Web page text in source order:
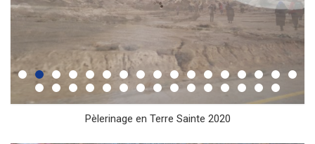
Pèlerinage en Terre Sainte 2020